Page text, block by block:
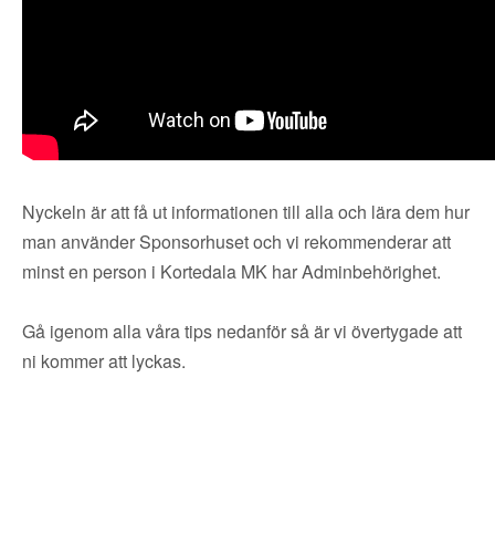
Nyckeln är att få ut informationen till alla och lära dem hur
man använder Sponsorhuset och vi rekommenderar att
minst en person i Kortedala MK har Adminbehörighet.
Gå igenom alla våra tips nedanför så är vi övertygade att
ni kommer att lyckas.